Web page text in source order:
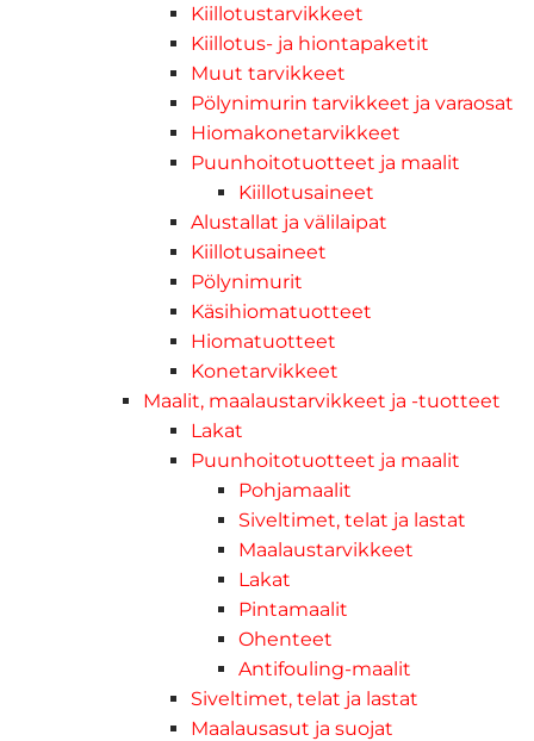
Kiillotustarvikkeet
Kiillotus- ja hiontapaketit
Muut tarvikkeet
Pölynimurin tarvikkeet ja varaosat
Hiomakonetarvikkeet
Puunhoitotuotteet ja maalit
Kiillotusaineet
Alustallat ja välilaipat
Kiillotusaineet
Pölynimurit
Käsihiomatuotteet
Hiomatuotteet
Konetarvikkeet
Maalit, maalaustarvikkeet ja -tuotteet
Lakat
Puunhoitotuotteet ja maalit
Pohjamaalit
Siveltimet, telat ja lastat
Maalaustarvikkeet
Lakat
Pintamaalit
Ohenteet
Antifouling-maalit
Siveltimet, telat ja lastat
Maalausasut ja suojat